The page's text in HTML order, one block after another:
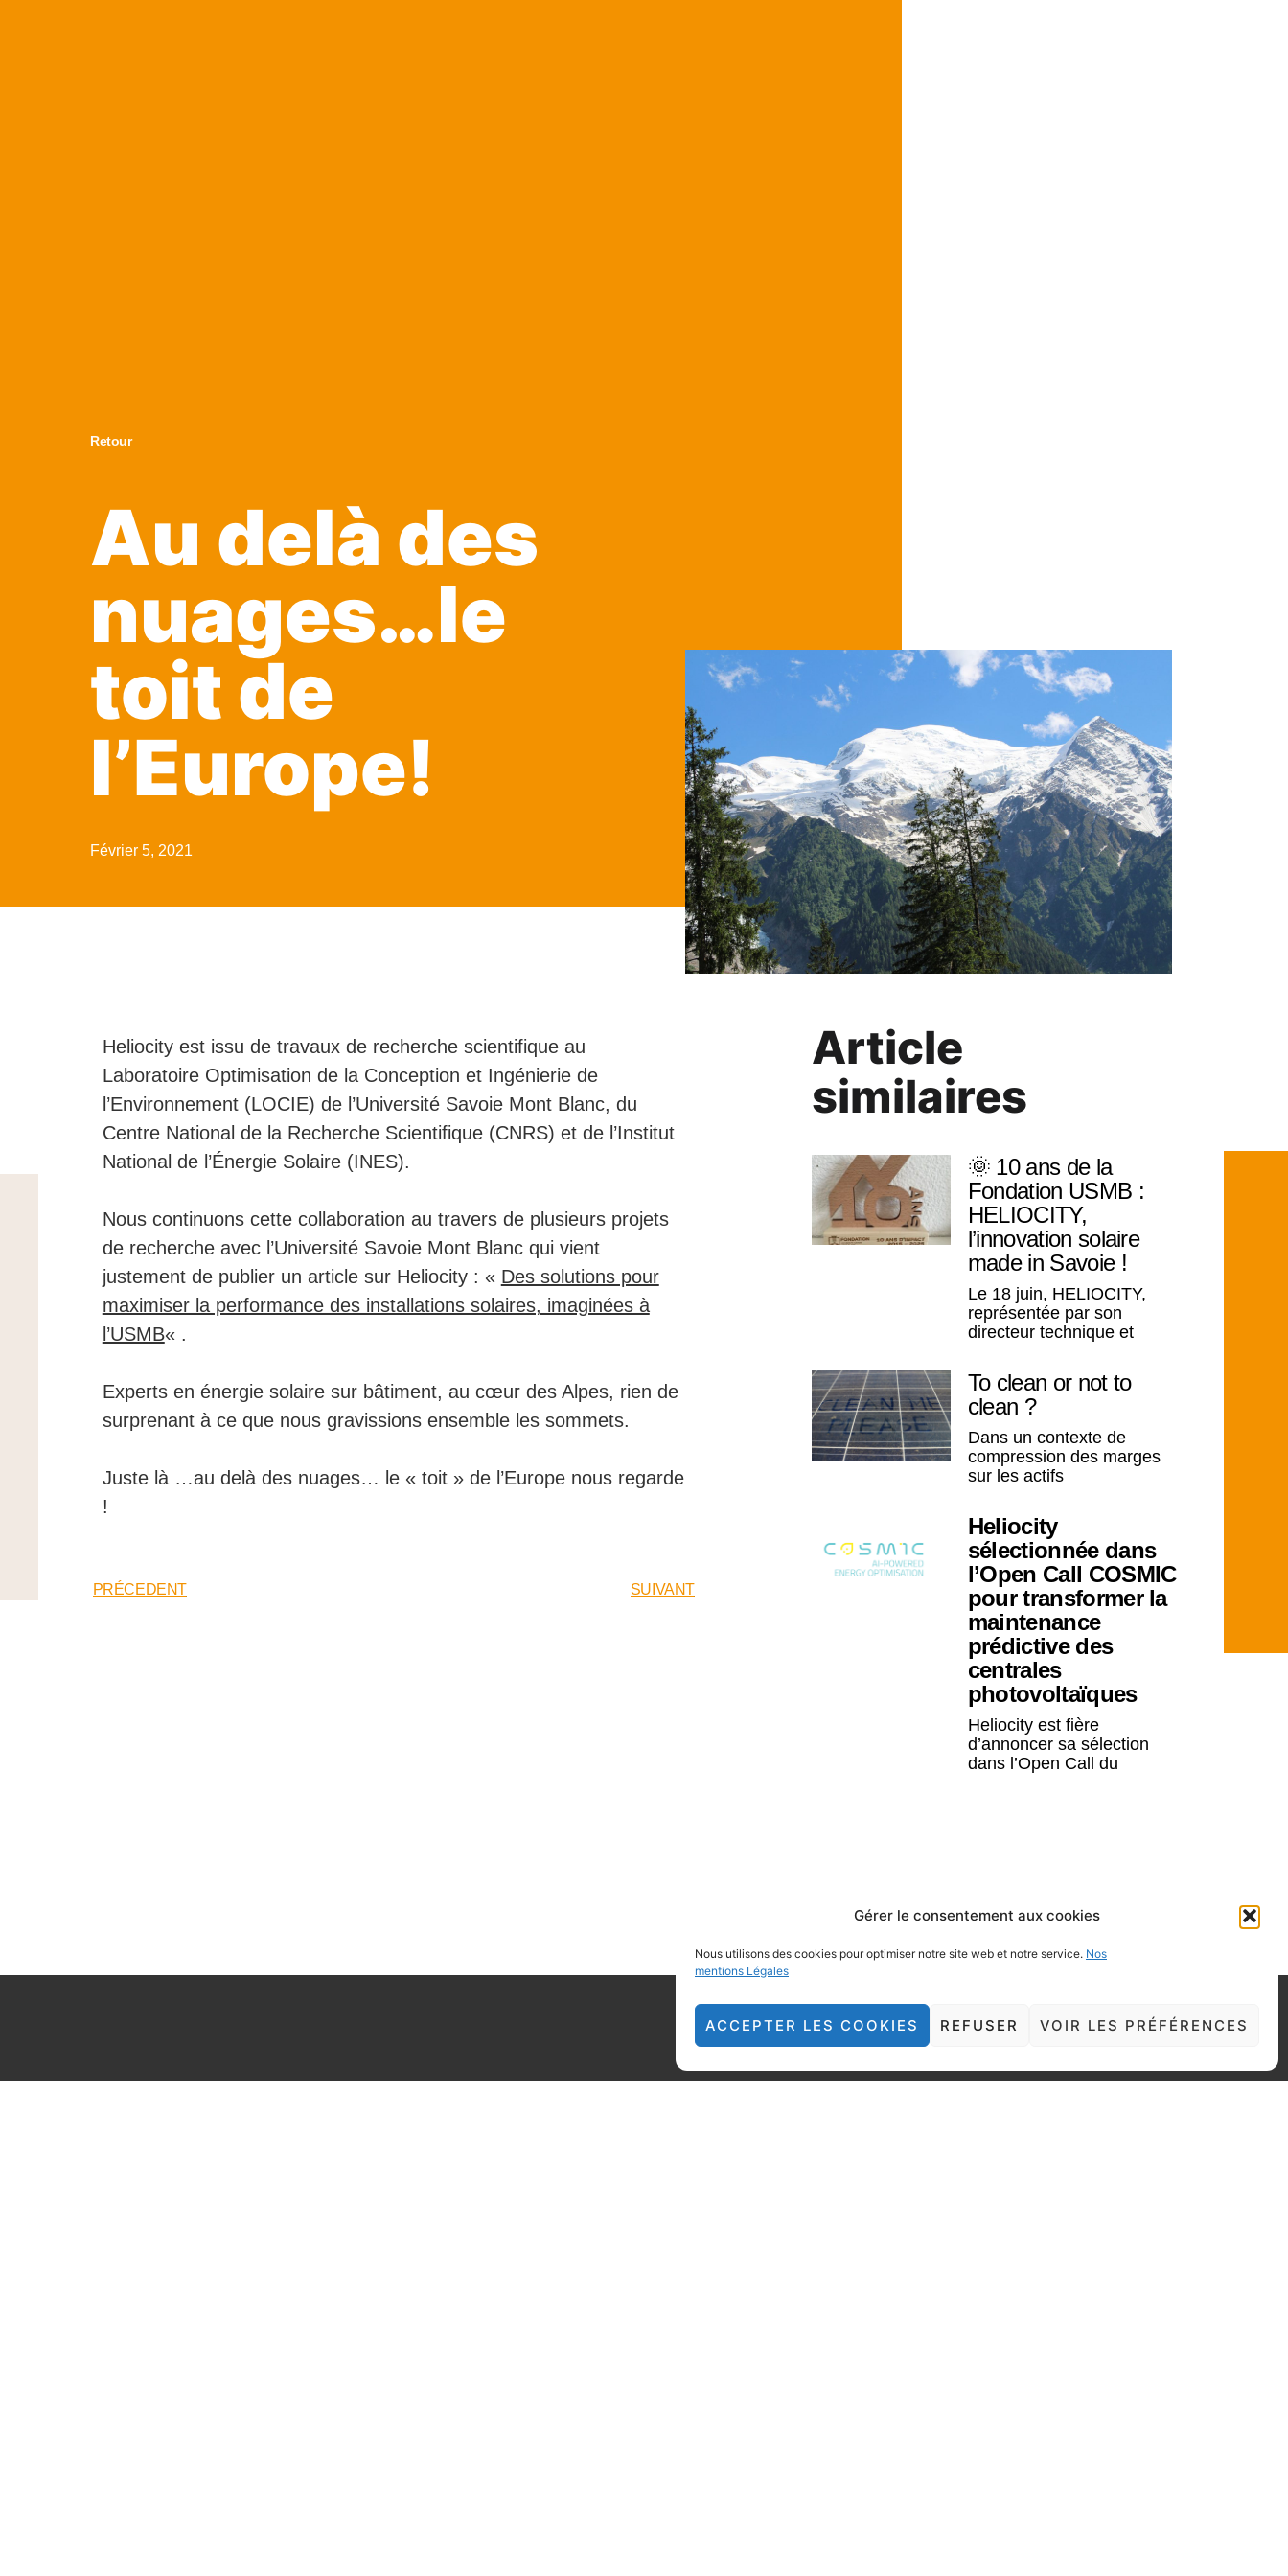
Gérer le consentement aux cookies
Nous utilisons des cookies pour optimiser notre site web et notre service. Nos
mentions Légales
ACCEPTER LES COOKIES REFUSER VOIR LES PRÉFÉRENCES
Retour
Au delà des
nuages…le
toit de
l’Europe!
Février 5, 2021
Heliocity est issu de travaux de recherche scientifique au
Laboratoire Optimisation de la Conception et Ingénierie de
l’Environnement (LOCIE) de l’Université Savoie Mont Blanc, du
Centre National de la Recherche Scientifique (CNRS) et de l’Institut
National de l’Énergie Solaire (INES).
Nous continuons cette collaboration au travers de plusieurs projets
de recherche avec l’Université Savoie Mont Blanc qui vient
justement de publier un article sur Heliocity : « Des solutions pour
maximiser la performance des installations solaires, imaginées à
l’USMB« .
Experts en énergie solaire sur bâtiment, au cœur des Alpes, rien de
surprenant à ce que nous gravissions ensemble les sommets.
Juste là …au delà des nuages… le « toit » de l’Europe nous regarde
!
PRÉCEDENT SUIVANT
Article
similaires
🌞 10 ans de la
Fondation USMB :
HELIOCITY,
l’innovation solaire
made in Savoie !
Le 18 juin, HELIOCITY,
représentée par son
directeur technique et
To clean or not to
clean ?
Dans un contexte de
compression des marges
sur les actifs
Heliocity
sélectionnée dans
l’Open Call COSMIC
pour transformer la
maintenance
prédictive des
centrales
photovoltaïques
Heliocity est fière
d’annoncer sa sélection
dans l’Open Call du